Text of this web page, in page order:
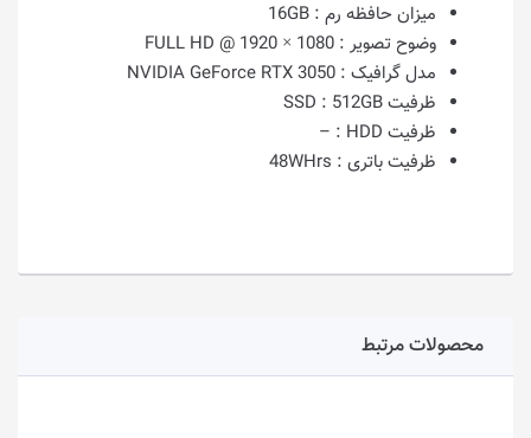
میزان حافظه رم : 16GB
وضوح تصویر : 1080 × 1920 @ FULL HD
مدل گرافیک : NVIDIA GeForce RTX 3050
ظرفیت SSD :512GB
ظرفیت HDD :
–
ظرفیت باتری : 48WHrs
محصولات مرتبط